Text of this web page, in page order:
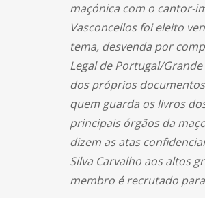
maçónica com o cantor-
Vasconcellos foi eleito
tema, desvenda por
Legal de Portugal/
dos próprios
quem guarda os livros
principais órgãos da
dizem as atas
Silva Carvalho aos altos
membro é recrutado